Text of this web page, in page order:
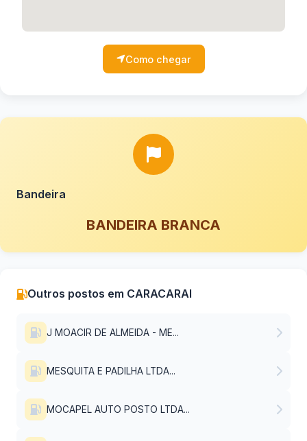
Como chegar
Bandeira
BANDEIRA BRANCA
Outros postos em CARACARAI
J MOACIR DE ALMEIDA - ME...
MESQUITA E PADILHA LTDA...
MOCAPEL AUTO POSTO LTDA...